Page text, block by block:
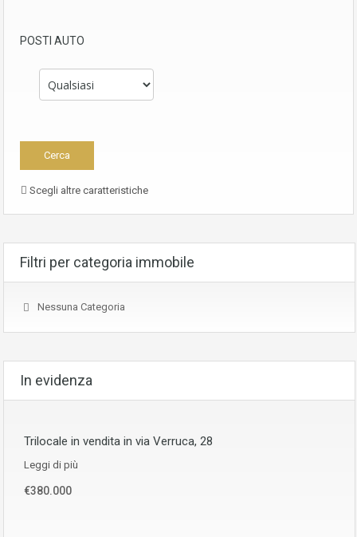
POSTI AUTO
Scegli altre caratteristiche
Filtri per categoria immobile
Nessuna Categoria
In evidenza
Trilocale in vendita in via Verruca, 28
Leggi di più
€380.000